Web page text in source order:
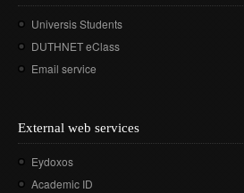
Universis Students
DUTHNET eClass
Email service
External web services
Eydoxos
Academic ID